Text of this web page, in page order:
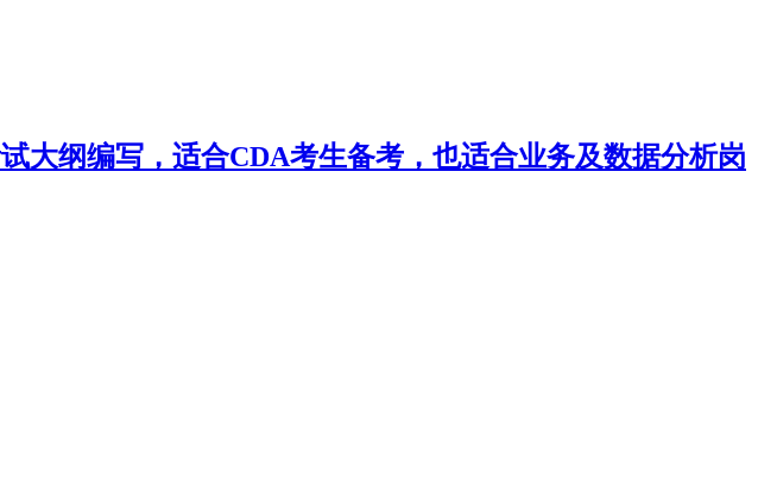
大纲编写，适合CDA考生备考，也适合业务及数据分析岗